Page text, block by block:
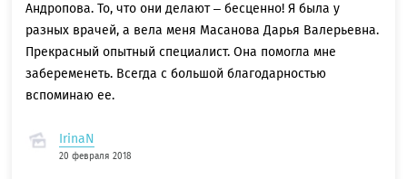
Андропова. То, что они делают – бесценно! Я была у
разных врачей, а вела меня Масанова Дарья Валерьевна.
Прекрасный опытный специалист. Она помогла мне
забеременеть. Всегда с большой благодарностью
вспоминаю ее.
IrinaN
20 февраля 2018